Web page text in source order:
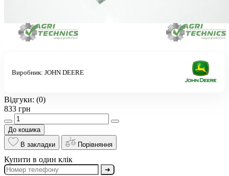
Виробник: JOHN DEERE
Відгуки: (0)
833 грн
До кошика
В закладки
Порівняння
Купити в один клік
➔